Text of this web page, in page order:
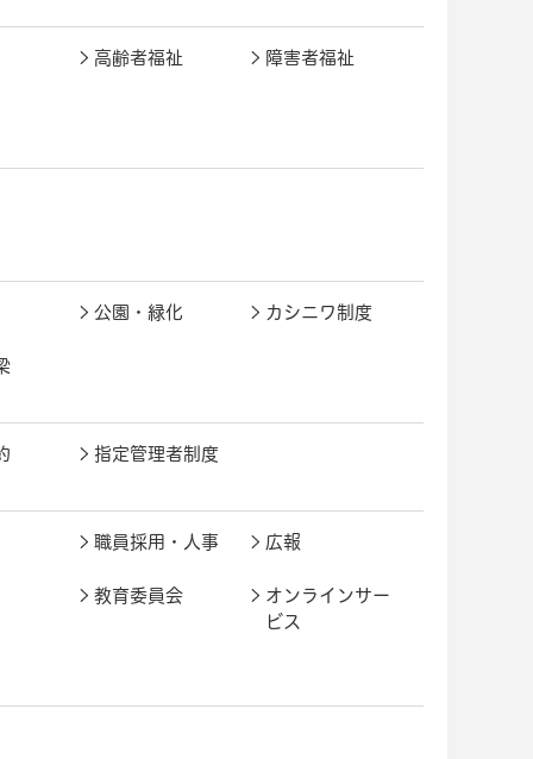
高齢者福祉 障害者福祉
公園・緑化 カシニワ制度
指定管理者制度
職員採用・人事 広報
教育委員会
オンラインサー
ビス